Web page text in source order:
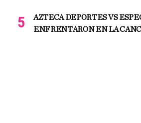
AZTECA DEPORTES VS
ENFRENTARON EN LA